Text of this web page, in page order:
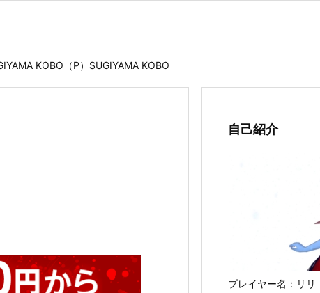
KOBO（P）SUGIYAMA KOBO
自己紹介
プレイヤー名：リリ